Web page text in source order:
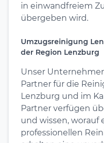
in einwandfreiem
übergeben wird.
Umzugsreinigung
der Region Lenzburg
Unser
Partner für die
Lenzburg und im
Partner verfügen
und wissen, worauf
professionellen